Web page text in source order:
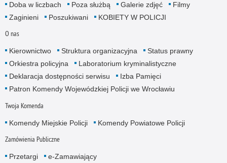
Doba w liczbach
Poza służbą Galerie zdjęć
Filmy
Zaginieni
Poszukiwani KOBIETY W POLICJI
O nas
Kierownictwo Struktura organizacyjna
Status prawny
Orkiestra policyjna
Laboratorium kryminalistyczne
Deklaracja dostępności serwisu
Izba Pamięci
Patron Komendy Wojewódzkiej Policji we Wrocławiu
Twoja Komenda
Komendy Miejskie Policji Komendy Powiatowe Policji
Zamówienia Publiczne
Przetargi
e-Zamawiający